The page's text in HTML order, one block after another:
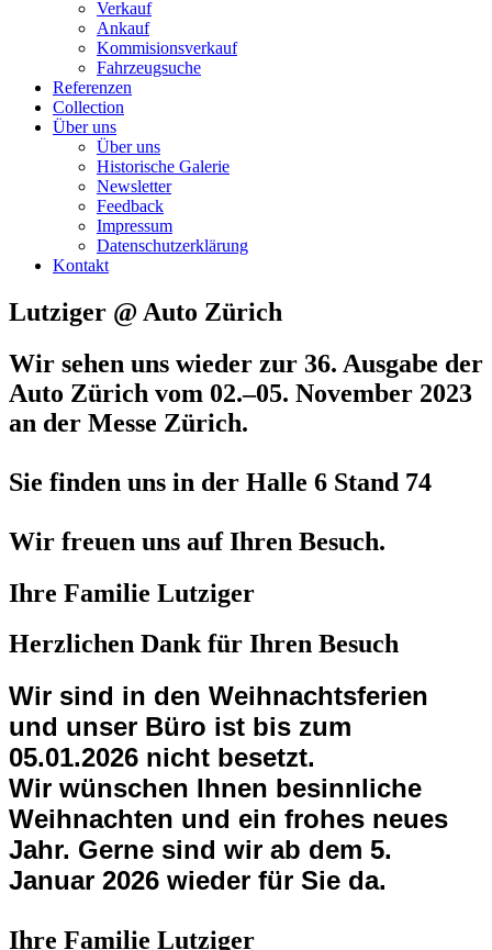
Verkauf
Ankauf
Kommisionsverkauf
Fahrzeugsuche
Referenzen
Collection
Über uns
Über uns
Historische Galerie
Newsletter
Feedback
Impressum
Datenschutzerklärung
Kontakt
Lutziger @ Auto Zürich
Wir sehen uns wieder zur 36. Ausgabe der
Auto Zürich vom 02.–05. November 2023
an der Messe Zürich.
Sie finden uns in der Halle 6 Stand 74
Wir freuen uns auf Ihren Besuch.
Ihre Familie Lutziger
Herzlichen Dank für Ihren Besuch
Wir sind in den Weihnachtsferien
und unser Büro ist bis zum
05.01.2026 nicht besetzt.
Wir wünschen Ihnen besinnliche
Weihnachten und ein frohes neues
Jahr. Gerne sind wir ab dem 5.
Januar 2026 wieder für Sie da.
Ihre Familie Lutziger